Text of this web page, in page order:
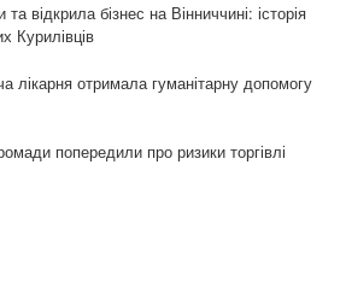
відкрила бізнес на Вінниччині: історія
Курилівців
лікарня отримала гуманітарну допомогу
попередили про ризики торгівлі